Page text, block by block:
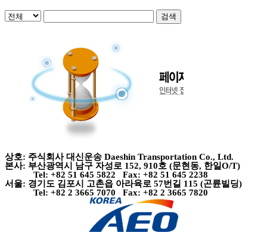
검색
상호: 주식회사 대신운송 Daeshin Transportation Co., Ltd.
본사: 부산광역시 남구 자성로 152, 910호 (문현동, 한일O/T)
Tel: +82 51 645 5822 Fax: +82 51 645 2238
서울: 경기도 김포시 고촌읍 아라육로 57번길 115 (곤륜빌딩)
Tel: +82 2 3665 7070 Fax: +82 2 3665 7820